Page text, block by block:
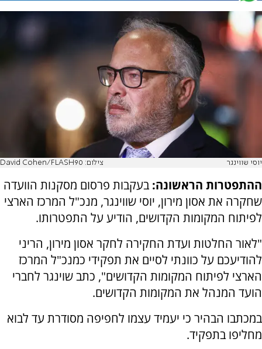
יוסי שווינגר צילום: David Cohen/FLASH90
ההתפטרות הראשונה: בעקבות פרסום מסקנות הוועדה
שחקרה את אסון מירון, יוסי שווינגר, מנכ"ל המרכז הארצי
לפיתוח המקומות הקדושים, הודיע על התפטרותו.
"לאור החלטות ועדת החקירה לחקר אסון מירון, הריני
להודיעכם על כוונתי לסיים את תפקידי כמנכ"ל המרכז
הארצי לפיתוח המקומות הקדושים", כתב שוינגר לחברי
הועד המנהל את המקומות הקדושים.
במכתבו הבהיר כי יעמיד עצמו לחפיפה מסודרת עד לבוא
מחליפו בתפקיד.